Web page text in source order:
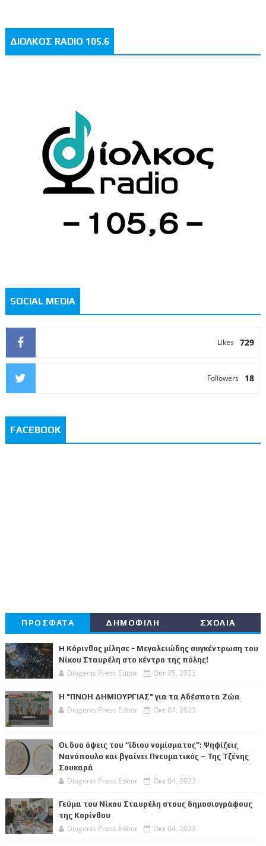
ΔΙΟΛΚΟΣ RADIO 105.6
SOCIAL MEDIA
729
Likes
18
Followers
FACEBOOK
ΠΡΟΣΦΑΤΑ ΔΗΜΟΦΙΛΗ ΣΧΟΛΙΑ
Η Κόρινθος μίλησε - Μεγαλειώδης συγκέντρωση του
Νίκου Σταυρέλη στο κέντρο της πόλης!
Diogenis Press Editor Οκτ 05, 2023
Η "ΠΝΟΗ ΔΗΜΙΟΥΡΓΙΑΣ" για τα Αδέσποτα Ζώα
Diogenis Press Editor Οκτ 04, 2023
Οι δυο όψεις του “ίδιου νομίσματος”: Ψηφίζεις
Νανόπουλο και βγαίνει Πνευματικός – Της Τζένης
Σουκαρά
Diogenis Press Editor Οκτ 04, 2023
Γεύμα του Νίκου Σταυρέλη στους δημοσιογράφους
της Κορίνθου
Diogenis Press Editor Οκτ 04, 2023